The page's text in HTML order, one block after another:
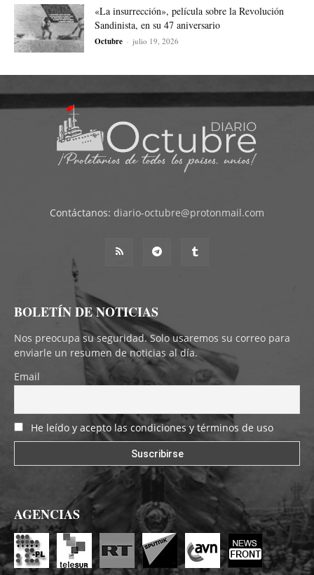
«La insurrección», película sobre la Revolución
Sandinista, en su 47 aniversario
Octubre - julio 19, 2026
Contáctanos: diario-octubre@protonmail.com
BOLETÍN DE NOTICIAS
Nos preocupa su seguridad. Solo usaremos su correo para
enviarle un resumen de noticias al día.
Email
He leído y acepto las condiciones y términos de uso
AGENCIAS